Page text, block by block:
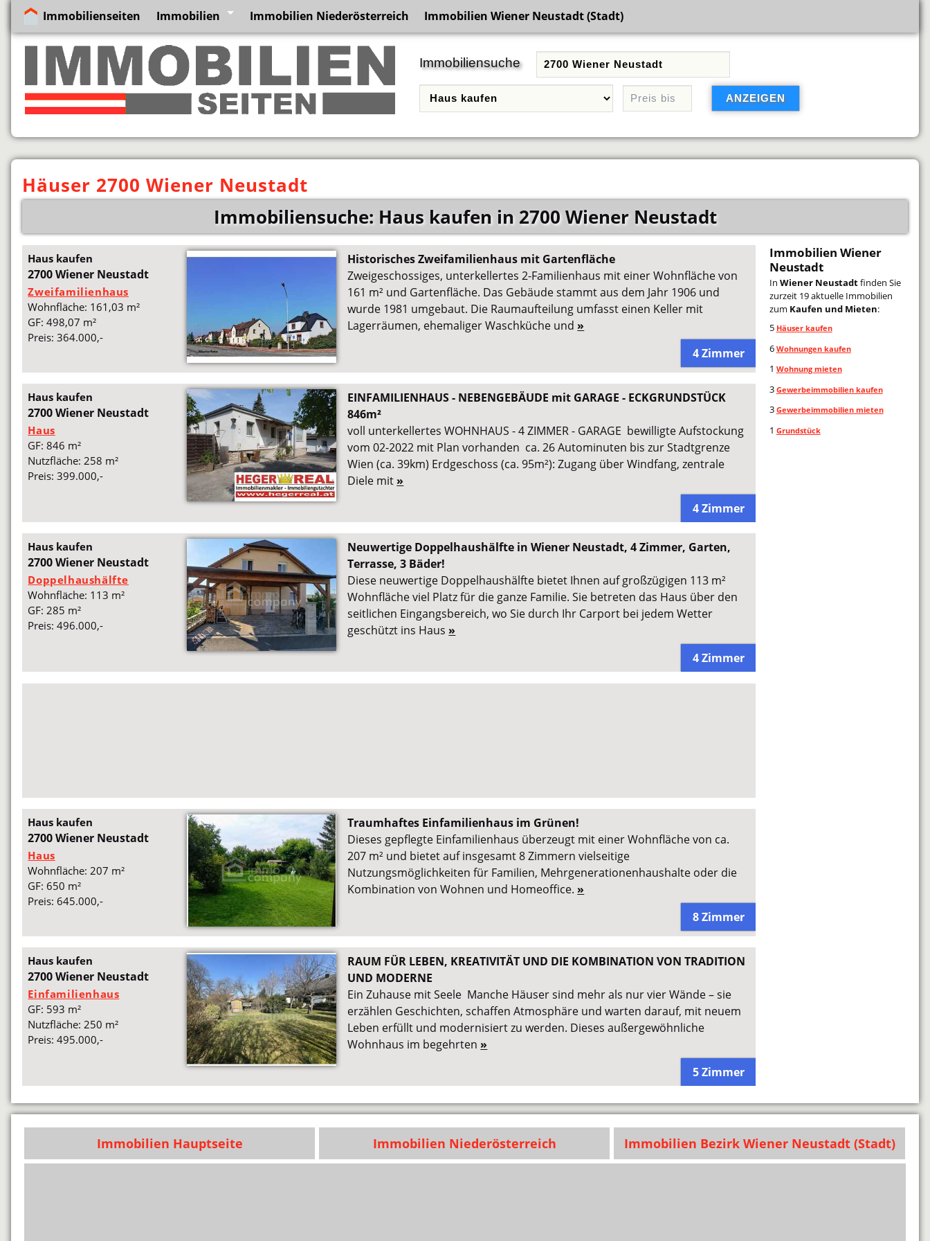
Immobilienseiten Immobilien Immobilien Niederösterreich Immobilien Wiener Neustadt (Stadt)
Immobiliensuche
Häuser 2700 Wiener Neustadt
Immobiliensuche: Haus kaufen in 2700 Wiener Neustadt
Haus kaufen
2700 Wiener Neustadt
Zweifamilienhaus
Wohnfläche: 161,03 m²
GF: 498,07 m²
Preis: 364.000,-
Historisches Zweifamilienhaus mit Gartenfläche
Zweigeschossiges, unterkellertes 2-Familienhaus mit einer Wohnfläche von
161 m² und Gartenfläche. Das Gebäude stammt aus dem Jahr 1906 und
wurde 1981 umgebaut. Die Raumaufteilung umfasst einen Keller mit
Lagerräumen, ehemaliger Waschküche und »
4 Zimmer
Haus kaufen
2700 Wiener Neustadt
Haus
GF: 846 m²
Nutzfläche: 258 m²
Preis: 399.000,-
EINFAMILIENHAUS - NEBENGEBÄUDE mit GARAGE - ECKGRUNDSTÜCK
846m²
voll unterkellertes WOHNHAUS - 4 ZIMMER - GARAGE bewilligte Aufstockung
vom 02-2022 mit Plan vorhanden ca. 26 Autominuten bis zur Stadtgrenze
Wien (ca. 39km) Erdgeschoss (ca. 95m²): Zugang über Windfang, zentrale
Diele mit »
4 Zimmer
Haus kaufen
2700 Wiener Neustadt
Doppelhaushälfte
Wohnfläche: 113 m²
GF: 285 m²
Preis: 496.000,-
Neuwertige Doppelhaushälfte in Wiener Neustadt, 4 Zimmer, Garten,
Terrasse, 3 Bäder!
Diese neuwertige Doppelhaushälfte bietet Ihnen auf großzügigen 113 m²
Wohnfläche viel Platz für die ganze Familie. Sie betreten das Haus über den
seitlichen Eingangsbereich, wo Sie durch Ihr Carport bei jedem Wetter
geschützt ins Haus »
4 Zimmer
Haus kaufen
2700 Wiener Neustadt
Haus
Wohnfläche: 207 m²
GF: 650 m²
Preis: 645.000,-
Traumhaftes Einfamilienhaus im Grünen!
Dieses gepflegte Einfamilienhaus überzeugt mit einer Wohnfläche von ca.
207 m² und bietet auf insgesamt 8 Zimmern vielseitige
Nutzungsmöglichkeiten für Familien, Mehrgenerationenhaushalte oder die
Kombination von Wohnen und Homeoffice. »
8 Zimmer
Haus kaufen
2700 Wiener Neustadt
Einfamilienhaus
GF: 593 m²
Nutzfläche: 250 m²
Preis: 495.000,-
RAUM FÜR LEBEN, KREATIVITÄT UND DIE KOMBINATION VON TRADITION
UND MODERNE
Ein Zuhause mit Seele Manche Häuser sind mehr als nur vier Wände – sie
erzählen Geschichten, schaffen Atmosphäre und warten darauf, mit neuem
Leben erfüllt und modernisiert zu werden. Dieses außergewöhnliche
Wohnhaus im begehrten »
5 Zimmer
Immobilien Wiener
Neustadt
In Wiener Neustadtfinden Sie
zurzeit 19 aktuelle Immobilien
zum Kaufen und Mieten:
5 Häuser kaufen
6 Wohnungen kaufen
1 Wohnung mieten
3 Gewerbeimmobilien kaufen
3 Gewerbeimmobilien mieten
1 Grundstück
Immobilien Hauptseite Immobilien Niederösterreich Immobilien Bezirk Wiener Neustadt (Stadt)